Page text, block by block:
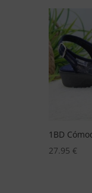
Ch1 oficial
29.95€